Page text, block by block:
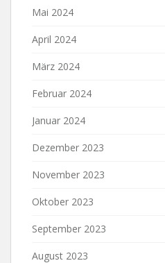
Mai 2024
April 2024
März 2024
Februar 2024
Januar 2024
Dezember 2023
November 2023
Oktober 2023
September 2023
August 2023